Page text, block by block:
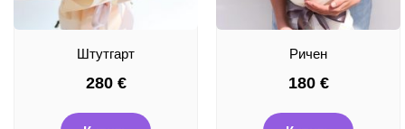
Штутгарт
280 €
Ричен
180 €